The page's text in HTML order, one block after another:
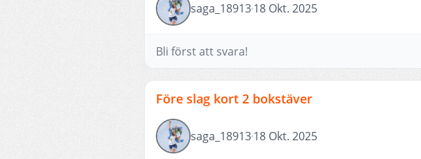
saga_1891318 Okt. 2025
Bli först att svara!
Före slag kort 2 bokstäver
saga_1891318 Okt. 2025